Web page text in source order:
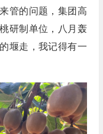
管的问题，集团高
研制单位，八月轰
堰走，我记得有一